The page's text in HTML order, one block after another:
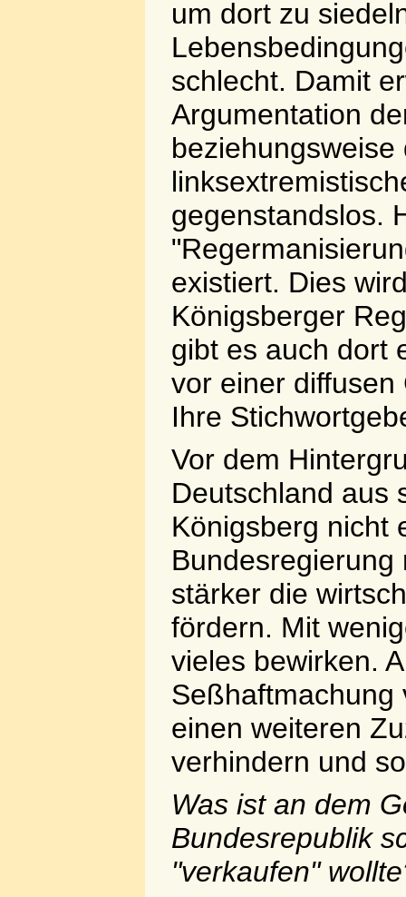
um dort zu
schlecht. Damit
Argumentation
gegenstandslos.
existiert. Dies
Königsberger
gibt es auch dort
vor einer
Ihre
Vor dem
Deutschland aus
Königsberg nicht
stärker die
fördern. Mit
vieles bewirken.
Seßhaftmachung
einen weiteren
verhindern und
Was ist an dem
Bundesrepublik
"verkaufen"